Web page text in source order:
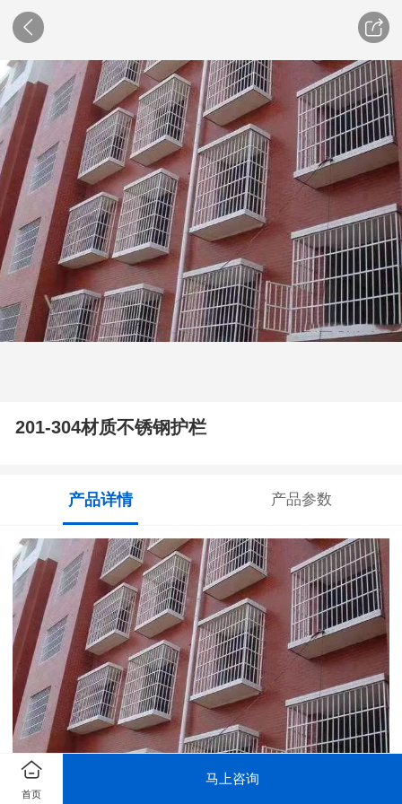
201-304材质不锈钢护栏
产品详情 产品参数
首页
马上咨询